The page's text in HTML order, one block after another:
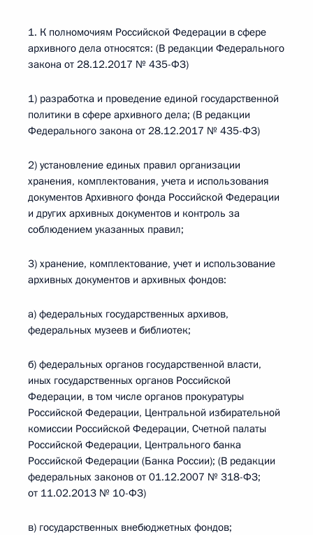
1. К полномочиям Российской Федерации в сфере
архивного дела относятся: (В редакции Федерального
закона от 28.12.2017 № 435-ФЗ)
1) разработка и проведение единой государственной
политики в сфере архивного дела; (В редакции
Федерального закона от 28.12.2017 № 435-ФЗ)
2) установление единых правил организации
хранения, комплектования, учета и использования
документов Архивного фонда Российской Федерации
и других архивных документов и контроль за
соблюдением указанных правил;
3) хранение, комплектование, учет и использование
архивных документов и архивных фондов:
а) федеральных государственных архивов,
федеральных музеев и библиотек;
б) федеральных органов государственной власти,
иных государственных органов Российской
Федерации, в том числе органов прокуратуры
Российской Федерации, Центральной избирательной
комиссии Российской Федерации, Счетной палаты
Российской Федерации, Центрального банка
Российской Федерации (Банка России); (В редакции
федеральных законов от 01.12.2007 № 318-ФЗ;
от 11.02.2013 № 10-ФЗ)
в) государственных внебюджетных фондов;